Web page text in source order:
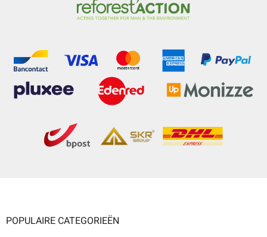
POPULAIRE CATEGORIEËN